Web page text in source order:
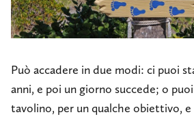
Può accadere in due modi: ci puoi
anni, e poi un giorno succede; o
tavolino, per un qualche obiettivo,